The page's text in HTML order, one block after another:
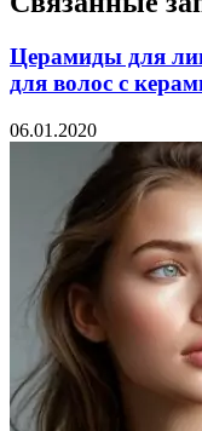
Церамиды для
для волос с
06.01.2020